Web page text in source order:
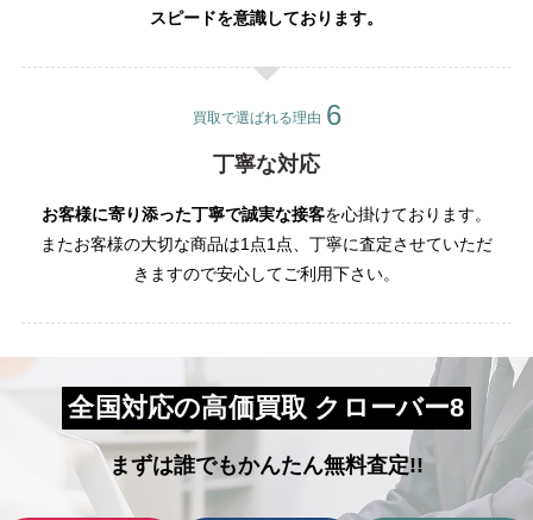
スピードを意識しております。
買取で選ばれる理由
丁寧な対応
お客様に寄り添った丁寧で誠実な接客を心掛けております。
またお客様の大切な商品は1点1点、丁寧に査定させていただ
きますので安心してご利用下さい。
全国対応の高価買取 クローバー8
まずは誰でもかんたん無料査定!!